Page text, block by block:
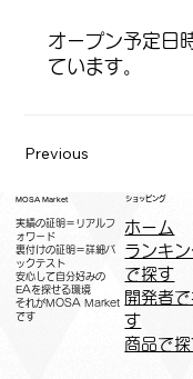
オープン予定
ています。
Previous
MOSA Market
実績の証明＝リアルフ
ォワード
裏付けの証明＝詳細バ
ックテスト
安心して自分好みの
EAを探せる環境
​それがMOSA Market
です
ショッピング
ホーム
ランキ
で探す
開発者
す
商品で